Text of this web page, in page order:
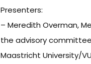
Presenters:
– Meredith Overman,
the advisory
Maastricht University/